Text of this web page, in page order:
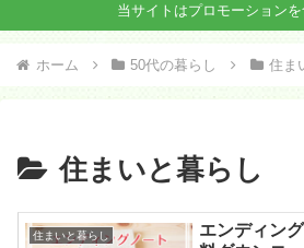
当サイトはプロモーションを
ホーム 50代の暮らし 住ま
住まいと暮らし
住まいと暮らし
エンディン